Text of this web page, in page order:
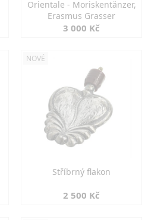
Orientale - Moriskentänzer,
Erasmus Grasser
3 000 Kč
NOVÉ
Stříbrný flakon
2 500 Kč